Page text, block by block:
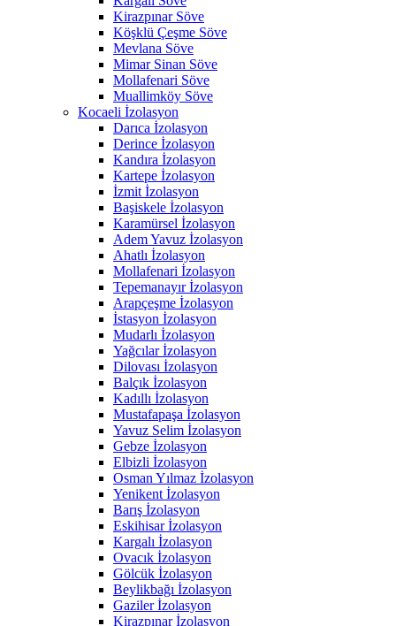
Kirazpınar Söve
Köşklü Çeşme Söve
Mevlana Söve
Mimar Sinan Söve
Mollafenari Söve
Muallimköy Söve
Kocaeli İzolasyon
Darıca İzolasyon
Derince İzolasyon
Kandıra İzolasyon
Kartepe İzolasyon
İzmit İzolasyon
Başiskele İzolasyon
Karamürsel İzolasyon
Adem Yavuz İzolasyon
Ahatlı İzolasyon
Mollafenari İzolasyon
Tepemanayır İzolasyon
Arapçeşme İzolasyon
İstasyon İzolasyon
Mudarlı İzolasyon
Yağcılar İzolasyon
Dilovası İzolasyon
Balçık İzolasyon
Kadıllı İzolasyon
Mustafapaşa İzolasyon
Yavuz Selim İzolasyon
Gebze İzolasyon
Elbizli İzolasyon
Osman Yılmaz İzolasyon
Yenikent İzolasyon
Barış İzolasyon
Eskihisar İzolasyon
Kargalı İzolasyon
Ovacık İzolasyon
Gölcük İzolasyon
Beylikbağı İzolasyon
Gaziler İzolasyon
Kirazpınar İzolasyon